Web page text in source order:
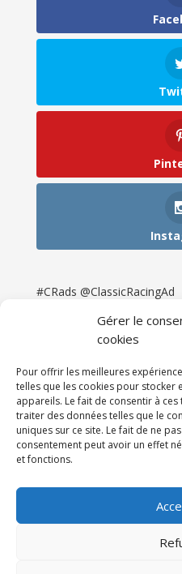
Gérer le
cookies
Pour offrir les meilleures
telles que les cookies pour stocker
appareils. Le fait de consentir à
traiter des données telles que le
uniques sur ce site. Le fait de ne
consentement peut avoir un effet
et fonctions.
#CRads @ClassicRacingAd
Newsletter & Presse